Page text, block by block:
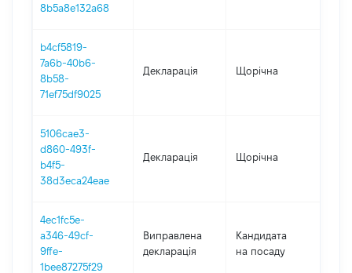
8b5a8e132a68
b4cf5819-
7a6b-40b6-
8b58-
71ef75df9025
Декларація Щорічна
5106cae3-
d860-493f-
b4f5-
38d3eca24eae
Декларація Щорічна
4ec1fc5e-
a346-49cf-
9ffe-
1bee87275f29
Виправлена
декларація
Кандидата
на посаду